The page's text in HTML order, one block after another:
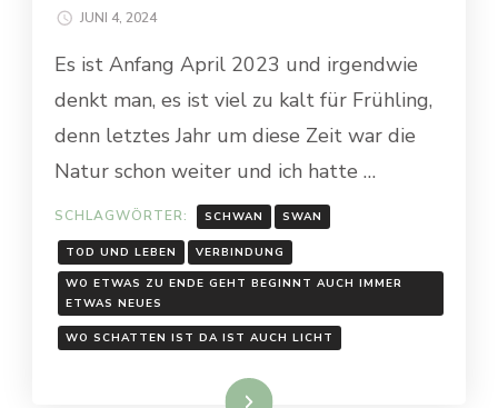
JUNI 4, 2024
Es ist Anfang April 2023 und irgendwie
denkt man, es ist viel zu kalt für Frühling,
denn letztes Jahr um diese Zeit war die
Natur schon weiter und ich hatte …
SCHLAGWÖRTER: SCHWAN SWAN
TOD UND LEBEN
VERBINDUNG
WO ETWAS ZU ENDE GEHT BEGINNT AUCH IMMER
ETWAS NEUES
WO SCHATTEN IST DA IST AUCH LICHT
Weiterlesen